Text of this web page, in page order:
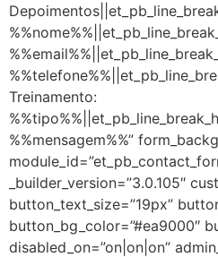
Treinamento:
%%mensagem%%”
_builder_version=”3.0.105″
button_text_size=”19px”
button_bg_color=”#ea9000″
disabled_on=”on|on|on”